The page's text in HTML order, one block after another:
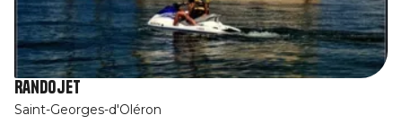
Randojet
Saint-Georges-d'Oléron